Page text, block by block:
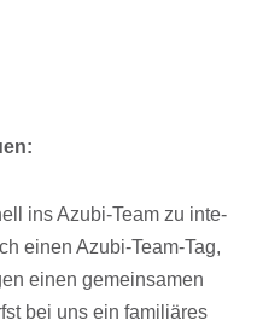
ins Azubi-Team zu inte­
einen Azubi-Team-Tag,
einen gemein­sa­men
bei uns ein fami­liä­res